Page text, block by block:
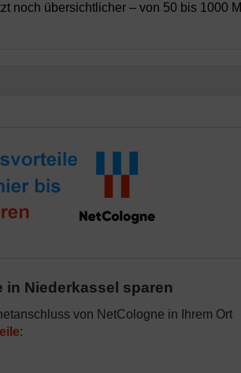
noch übersichtlicher – von 50 bis 1000
in Niederkassel sparen
von NetCologne in Ihrem Ort
: